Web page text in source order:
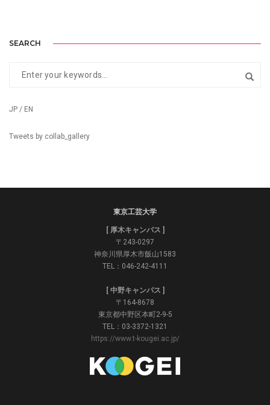
SEARCH
JP / EN
Tweets by collab_gallery
東京工芸大学
[ 厚木キャンパス ]
〒243-0297
神奈川県厚木市飯山1583
TEL：046-242-4111
[ 中野キャンパス ]
〒164-8678
東京都中野区本町2-9-5
TEL：03-3372-1321
https://www.t-kougei.ac.jp/